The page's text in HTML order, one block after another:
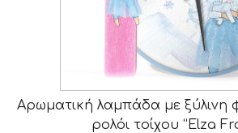
Αρωματική λαμπάδα με ξύλινη
ρολόι τοίχου “Elza